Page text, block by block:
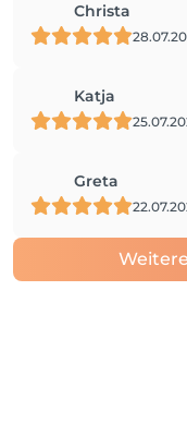
Christa
Katja
Greta